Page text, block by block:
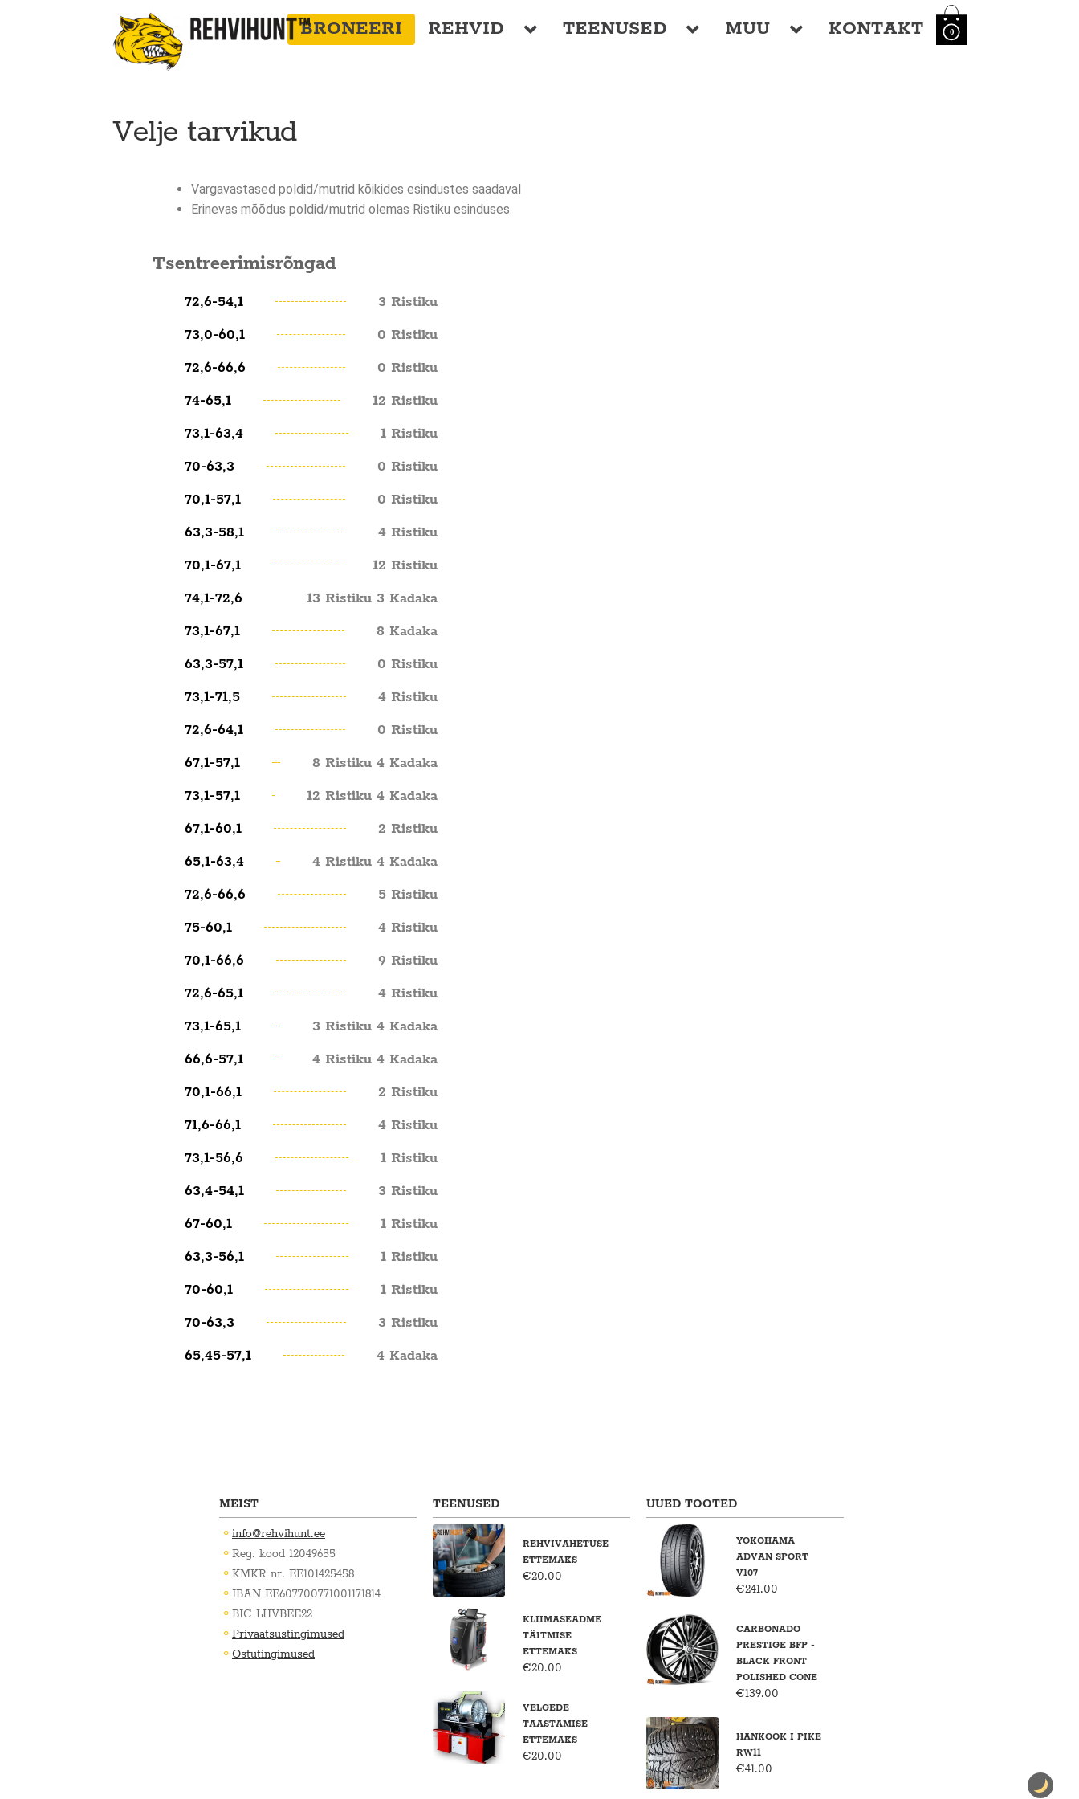
BRONEERI REHVID TEENUSED MUU KONTAKT 0
Velje tarvikud
Vargavastased poldid/mutrid kõikides esindustes saadaval
Erinevas mõõdus poldid/mutrid olemas Ristiku esinduses
Tsentreerimisrõngad
72,6-54,1
3 Ristiku
73,0-60,1
0 Ristiku
72,6-66,6
0 Ristiku
74-65,1
12 Ristiku
73,1-63,4
1 Ristiku
70-63,3
0 Ristiku
70,1-57,1
0 Ristiku
63,3-58,1
4 Ristiku
70,1-67,1
12 Ristiku
74,1-72,6
13 Ristiku 3 Kadaka
73,1-67,1
8 Kadaka
63,3-57,1
0 Ristiku
73,1-71,5
4 Ristiku
72,6-64,1
0 Ristiku
67,1-57,1
8 Ristiku 4 Kadaka
73,1-57,1
12 Ristiku 4 Kadaka
67,1-60,1
2 Ristiku
65,1-63,4
4 Ristiku 4 Kadaka
72,6-66,6
5 Ristiku
75-60,1
4 Ristiku
70,1-66,6
9 Ristiku
72,6-65,1
4 Ristiku
73,1-65,1
3 Ristiku 4 Kadaka
66,6-57,1
4 Ristiku 4 Kadaka
70,1-66,1
2 Ristiku
71,6-66,1
4 Ristiku
73,1-56,6
1 Ristiku
63,4-54,1
3 Ristiku
67-60,1
1 Ristiku
63,3-56,1
1 Ristiku
70-60,1
1 Ristiku
70-63,3
3 Ristiku
65,45-57,1
4 Kadaka
MEIST
info@rehvihunt.ee
Reg. kood 12049655
KMKR nr. EE101425458
IBAN EE607700771001171814
BIC LHVBEE22
Privaatsustingimused
Ostutingimused
TEENUSED
REHVIVAHETUSE
ETTEMAKS
€20.00
KLIIMASEADME
TÄITMISE
ETTEMAKS
€20.00
VELGEDE
TAASTAMISE
ETTEMAKS
€20.00
UUED TOOTED
YOKOHAMA
ADVAN SPORT
V107
€241.00
CARBONADO
PRESTIGE BFP -
BLACK FRONT
POLISHED CONE
€139.00
HANKOOK I PIKE
RW11
€41.00